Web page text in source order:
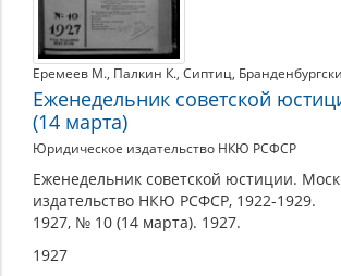
Еремеев М., Палкин К., Сиптиц,
Еженедельник советской
(14 марта)
Юридическое издательство НКЮ РСФСР
Еженедельник советской юстиции.
издательство НКЮ РСФСР, 1922-1929.
1927, № 10 (14 марта). 1927.
1927